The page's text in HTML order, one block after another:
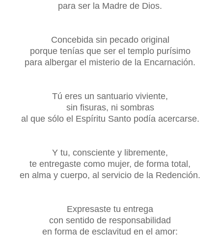
para ser la Madre de Dios.
Concebida sin pecado original
porque tenías que ser el templo purísimo
para albergar el misterio de la Encarnación.
Tú eres un santuario viviente,
sin fisuras, ni sombras
al que sólo el Espíritu Santo podía acercarse.
Y tu, consciente y libremente,
te entregaste como mujer, de forma total,
en alma y cuerpo, al servicio de la Redención.
Expresaste tu entrega
con sentido de responsabilidad
en forma de esclavitud en el amor: